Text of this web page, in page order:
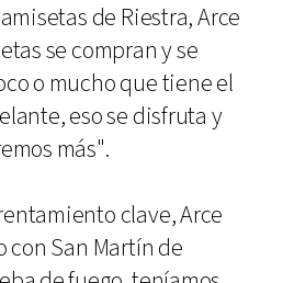
de Riestra, Arce
se compran y se
o mucho que tiene el
eso se disfruta y
más".
clave, Arce
con San Martín de